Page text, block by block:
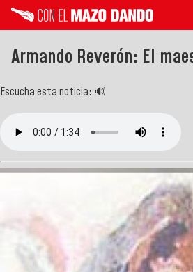
Armando Reverón: El
Escucha esta noticia: 🔊